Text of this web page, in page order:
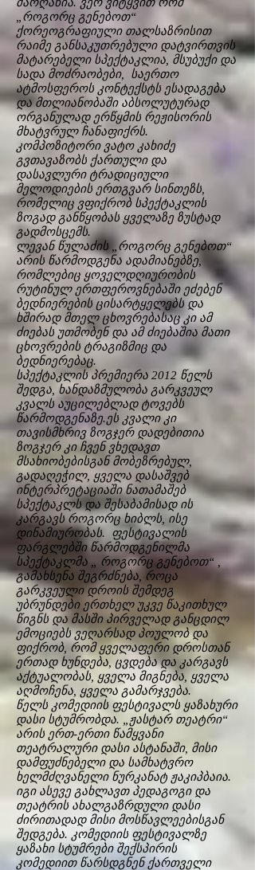
„როგორც გენებოთ“
ქორეოგრაფიული თალსაზრისით
რაიმე განსაკუთრებული დატვირთვის
მატარებელი სპექტაკლია, მსუბუქი და
სადა მოძრაობები, საერთო
ატმოსფეროს კონტექსტს ესადაგება
და მთლიანობაში აბსოლუტურად
ორგანულად ერწყმის რეჟისორის
მხატვრულ ჩანაფიქრს.
კომპოზიტორი ვატო კახიძე
გვთავაზობს ქართული და
დასავლური ტრადიციული
მელოდიების ერთგვარ სინთეზს,
რომელიც ვფიქრობ სპექტაკლის
ზოგად განწყობას ყველაზე ზუსტად
გადმოსცემს.
ლევან წულაძის „როგორც გენებოთ“
არის წარმოდგენა ადამიანებზე,
რომლებიც ყოველდღიურობის
რუტინულ ერთფეროვნებაში ეძებენ
ბედნიერების ცისარტყელებს და
ხშირად მთელ ცხოვრებასაც კი ამ
ძიებას უთმობენ და ამ ძიებაშია მათი
ცხოვრების ტრაგიზმიც და
ბედნიერებაც.
სპექტაკლის პრემიერა 2012 წელს
შედგა, ხანდაზმულობა გარკვეულ
კვალს აუცილებლად ტოვებს
წარმოდგენაზე.ეს კვალი კი
თავისმხრივ ზოგჯერ დადებითია
ზოგჯერ კი ჩვენ ვხედავთ
მსახიობებისგან მობეზრებულ,
გადაღეჭილ, ყველა დასაშვებ
ინტერპრეტაციაში ნათამაშებ
სპექტაკლს და შესაბამისად ის
კარგავს როგორც ხიბლს, ისე
დინამიურობას. ფესტივალის
ფარგლებში წარმოდგენილმა
სპექტაკლმა „ როგორც გენებოთ“ ,
გამახსენა შეგრძნება, როცა
გარკვეული დროის შემდეგ
უბრუნდები ერთხელ უკვე წაკითხულ
წიგნს და მასში პირველად განცდილ
ემოციებს ვეღარსად პოულობ და
ფიქრობ, რომ ყველაფერი დროსთან
ერთად ხუნდება, ცვდება და კარგავს
აქტუალობას, ყველა მიგნება, ყველა
აღმოჩენა, ყველა გამარჯვება.
წელს კომედიის ფესტივალს ყაზახური
დასი სტუმრობდა. „ჟასტარ თეატრი“
არის ერთ-ერთი წამყვანი
თეატრალური დასი ასტანაში, მისი
დამფუძნებელი და სამხატვრო
ხელმძღვანელი ნურკანატ ჟაკიპბაია.
იგი ასევე გახლავთ პედაგოგი და
თეატრის ახალგაზრდული დასი
ძირითადად მისი მოსწავლეებისგან
შედგება. კომედიის ფესტივალზე
ყაზახი სტუმრები შექსპირის
კომედიით წარსდგნენ ქართველი